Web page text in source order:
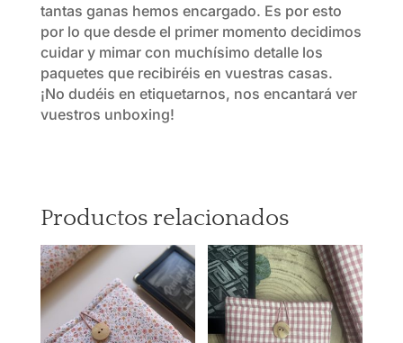
tantas ganas hemos encargado. Es por esto
por lo que desde el primer momento decidimos
cuidar y mimar con muchísimo detalle los
paquetes que recibiréis en vuestras casas.
¡No dudéis en etiquetarnos, nos encantará ver
vuestros unboxing!
Productos relacionados